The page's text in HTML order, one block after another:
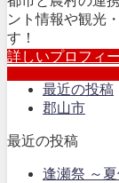
ント情報や観光
す！
詳しいプロフィ
最近の投稿
郡山市
最近の投稿
逢瀬祭 ～